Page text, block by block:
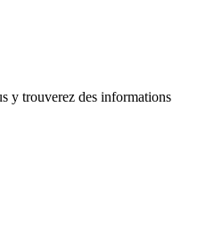
y trouverez des informations